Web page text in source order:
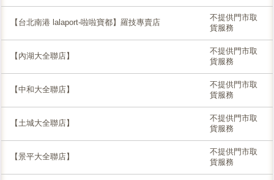
【台北南港 lalaport-啦啦寶都】羅技專賣店
不提供門市取
貨服務
【內湖大全聯店】
不提供門市取
貨服務
【中和大全聯店】
不提供門市取
貨服務
【土城大全聯店】
不提供門市取
貨服務
【景平大全聯店】
不提供門市取
貨服務